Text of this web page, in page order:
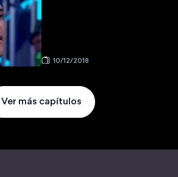
10/12/2018
Ver más capítulos